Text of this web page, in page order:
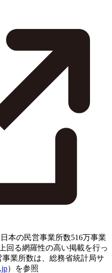
本の民営事業所数516万事業
回る網羅性の高い掲載を行っ
業所数は、総務省統計局サ
）を参照